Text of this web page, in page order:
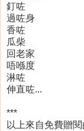
釘咗
過咗身
香咗
瓜柴
回老家
唔喺度
淋咗
伸直咗...
***
以上來自免費贈